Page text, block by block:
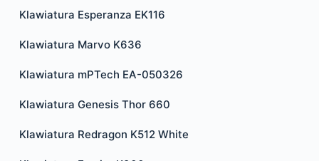
Klawiatura Esperanza EK116
Klawiatura Marvo K636
Klawiatura mPTech EA-050326
Klawiatura Genesis Thor 660
Klawiatura Redragon K512 White